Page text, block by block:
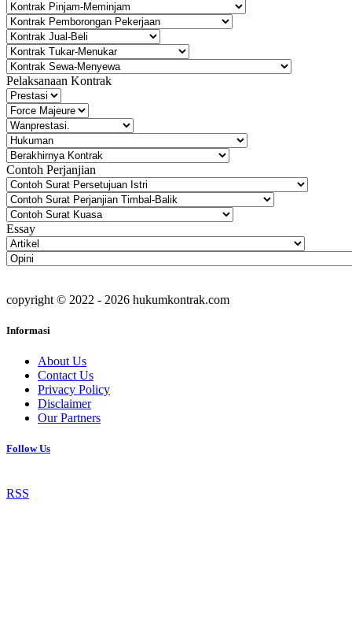
Pelaksanaan Kontrak
Contoh Perjanjian
Essay
copyright © 2022 - 2026 hukumkontrak.com
Informasi
About Us
Contact Us
Privacy Policy
Disclaimer
Our Partners
Follow Us
RSS